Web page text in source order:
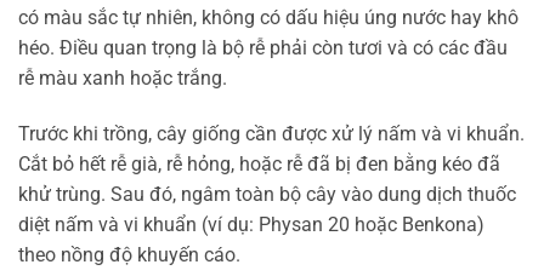
có màu sắc tự nhiên, không có dấu hiệu úng nước hay khô
héo. Điều quan trọng là bộ rễ phải còn tươi và có các đầu
rễ màu xanh hoặc trắng.
Trước khi trồng, cây giống cần được xử lý nấm và vi khuẩn.
Cắt bỏ hết rễ già, rễ hỏng, hoặc rễ đã bị đen bằng kéo đã
khử trùng. Sau đó, ngâm toàn bộ cây vào dung dịch thuốc
diệt nấm và vi khuẩn (ví dụ: Physan 20 hoặc Benkona)
theo nồng độ khuyến cáo.